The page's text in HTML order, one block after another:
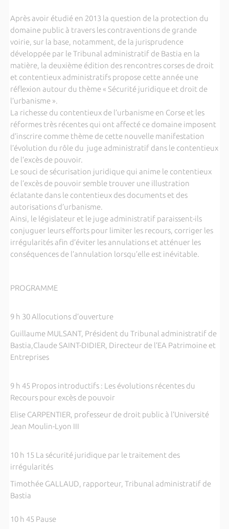
Après avoir étudié en 2013 la question de la protection du
domaine public à travers les contraventions de grande
voirie, sur la base, notamment, de la jurisprudence
développée par le Tribunal administratif de Bastia en la
matière, la deuxième édition des rencontres corses de droit
et contentieux administratifs propose cette année une
réflexion autour du thème « Sécurité juridique et droit de
l’urbanisme ».
La richesse du contentieux de l’urbanisme en Corse et les
réformes très récentes qui ont affecté ce domaine imposent
d’inscrire comme thème de cette nouvelle manifestation
l’évolution du rôle du juge administratif dans le contentieux
de l’excès de pouvoir.
Le souci de sécurisation juridique qui anime le contentieux
de l’excès de pouvoir semble trouver une illustration
éclatante dans le contentieux des documents et des
autorisations d’urbanisme.
Ainsi, le législateur et le juge administratif paraissent-ils
conjuguer leurs efforts pour limiter les recours, corriger les
irrégularités afin d’éviter les annulations et atténuer les
conséquences de l’annulation lorsqu’elle est inévitable.
PROGRAMME
9 h 30 Allocutions d’ouverture
Guillaume MULSANT, Président du Tribunal administratif de
Bastia,Claude SAINT-DIDIER, Directeur de l’EA Patrimoine et
Entreprises
9 h 45 Propos introductifs : Les évolutions récentes du
Recours pour excès de pouvoir
Elise CARPENTIER, professeur de droit public à l’Université
Jean Moulin-Lyon III
10 h 15 La sécurité juridique par le traitement des
irrégularités
Timothée GALLAUD, rapporteur, Tribunal administratif de
Bastia
10 h 45 Pause